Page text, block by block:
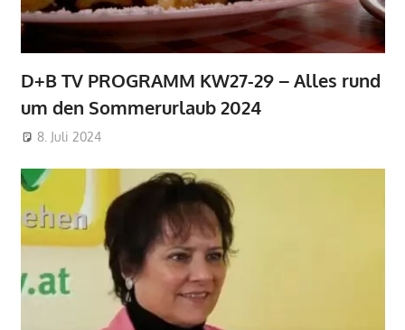
D+B TV PROGRAMM KW27-29 – Alles rund
um den Sommerurlaub 2024
8. Juli 2024